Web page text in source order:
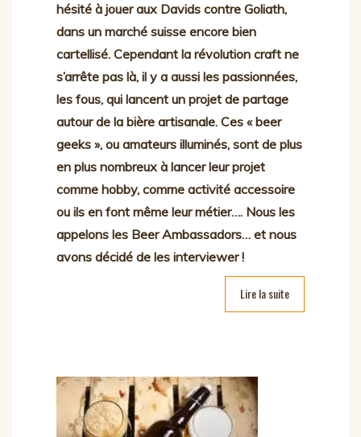
hésité à jouer aux Davids contre Goliath,
dans un marché suisse encore bien
cartellisé. Cependant la révolution craft ne
s’arrête pas là, il y a aussi les passionnées,
les fous, qui lancent un projet de partage
autour de la bière artisanale. Ces « beer
geeks », ou amateurs illuminés, sont de plus
en plus nombreux à lancer leur projet
comme hobby, comme activité accessoire
ou ils en font même leur métier…. Nous les
appelons les Beer Ambassadors… et nous
avons décidé de les interviewer !
Lire la suite